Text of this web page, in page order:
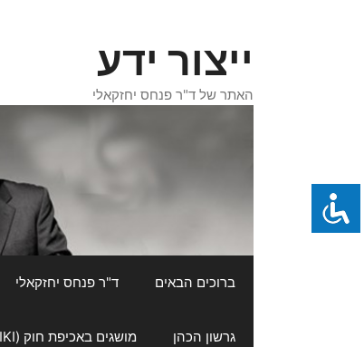
ייצור ידע
האתר של ד"ר פנחס יחזקאלי
ברוכים הבאים ד"ר פנחס יחזקאלי
גרשון הכהן מושגים באכיפת חוק (WIKI)